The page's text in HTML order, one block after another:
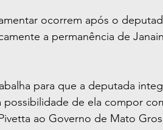
ocorrem após o
a permanência de
para que a deputada
possibilidade de ela compor
ao Governo de Mato